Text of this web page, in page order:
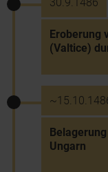
Eroberung
(Valtice)
Ungarn